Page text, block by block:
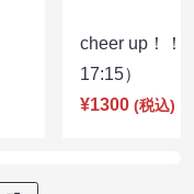
cheer up！
17:15）
¥1300 (税込)